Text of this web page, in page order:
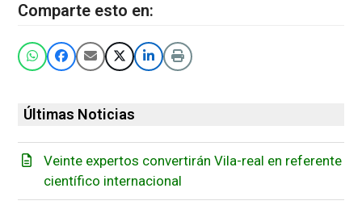
Comparte esto en:
Últimas Noticias
Veinte expertos convertirán Vila-real en referente
científico internacional